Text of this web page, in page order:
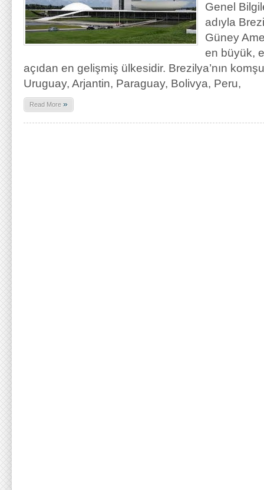
Genel
adıyla
Güney
en büyük,
açıdan en gelişmiş ülkesidir. Brezilya’nın
Uruguay, Arjantin, Paraguay, Bolivya, Peru,
Read More »